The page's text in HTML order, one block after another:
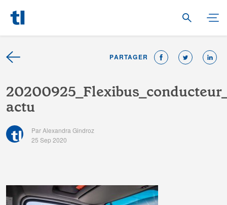
PARTAGER
20200925 Flexibus conducteur
actu
Par Alexandra Gindroz
25 Sep 2020